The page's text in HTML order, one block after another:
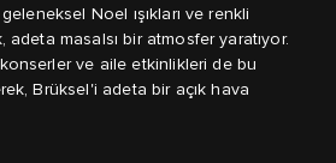
Noel ışıkları ve renkli
adeta masalsı bir atmosfer yaratıyor.
ve aile etkinlikleri de bu
Brüksel'i adeta bir açık hava